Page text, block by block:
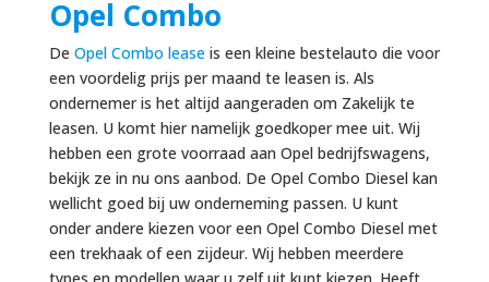
Opel Combo
De Opel Combo leaseis een kleine bestelauto die voor
een voordelig prijs per maand te leasen is. Als
ondernemer is het altijd aangeraden om Zakelijk te
leasen. U komt hier namelijk goedkoper mee uit. Wij
hebben een grote voorraad aan Opel bedrijfswagens,
bekijk ze in nu ons aanbod. De Opel Combo Diesel kan
wellicht goed bij uw onderneming passen. U kunt
onder andere kiezen voor een Opel Combo Diesel met
een trekhaak of een zijdeur. Wij hebben meerdere
types en modellen waar u zelf uit kunt kiezen. Heeft